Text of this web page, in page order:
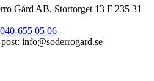
Gård AB, Stortorget 13 F 235 31
655 05 06
info@soderrogard.se